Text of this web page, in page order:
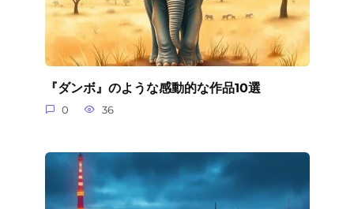
『ダンボ』のような感動的な作品10選
0 36